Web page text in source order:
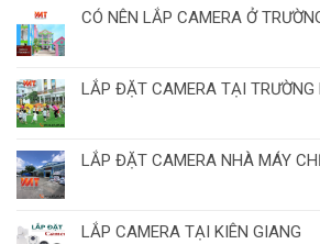
CÓ NÊN LẮP CAMERA Ở
LẮP ĐẶT CAMERA TẠI TRƯỜNG
LẮP ĐẶT CAMERA NHÀ MÁY
LẮP CAMERA TẠI KIÊN GIANG